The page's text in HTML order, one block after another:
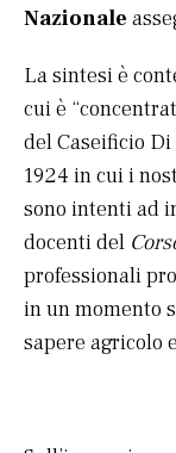
Nazionale
La sintesi è
cui è
del Caseificio
1924 in cui i
sono intenti ad
docenti del
professionali
in un momento
sapere agricolo